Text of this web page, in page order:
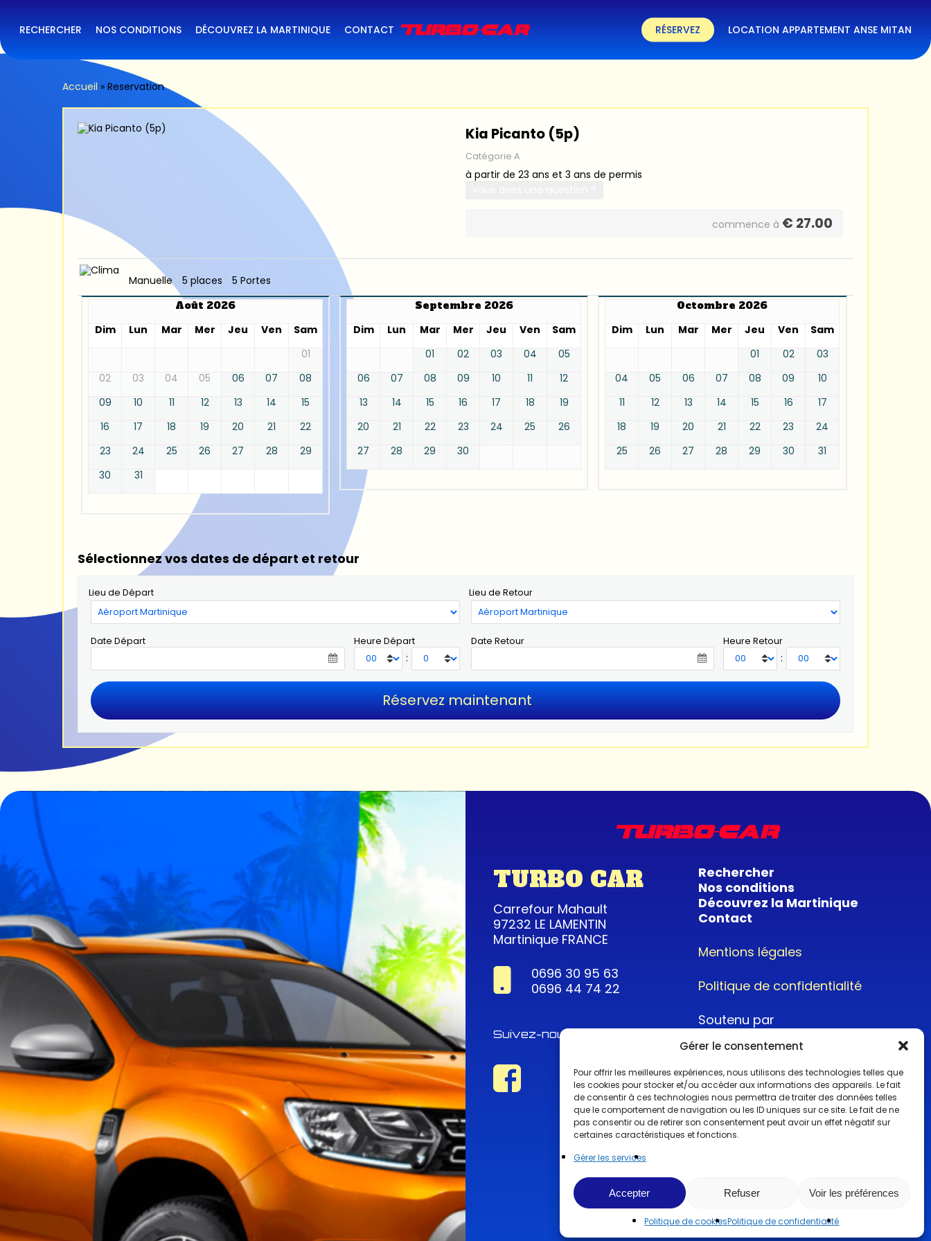
Gérer le consentement
Pour offrir les meilleures expériences, nous utilisons des technologies telles que
les cookies pour stocker et/ou accéder aux informations des appareils. Le fait
de consentir à ces technologies nous permettra de traiter des données telles
que le comportement de navigation ou les ID uniques sur ce site. Le fait de ne
pas consentir ou de retirer son consentement peut avoir un effet négatif sur
certaines caractéristiques et fonctions.
Gérer les services
Accepter Refuser Voir les préférences
Politique de cookiesPolitique de confidentialité
main
content
RECHERCHER NOS CONDITIONS DÉCOUVREZ LA MARTINIQUE CONTACT RÉSERVEZ LOCATION APPARTEMENT ANSE MITAN
Accueil » Reservation
Kia Picanto (5p)
Catégorie A
à partir de 23 ans et 3 ans de permis
commence à € 27.00
Manuelle 5 places
5 Portes
Août 2026
Dim
Lun Mar Mer Jeu Ven
Sam
01
02
03 04 05 06 07
08
09
10 11 12 13 14
15
16
17 18 19 20 21
22
23
24 25 26 27 28
29
30
31
Septembre 2026
Dim
Lun Mar Mer Jeu Ven
Sam
01
02 03 04
05
06
07 08 09 10 11
12
13
14 15 16 17 18
19
20
21 22 23 24 25
26
27
28 29 30
Octombre 2026
Dim
Lun Mar Mer Jeu Ven
Sam
01
02
03
04
05 06 07 08 09
10
11
12 13 14 15 16
17
18
19 20 21 22 23
24
25
26 27 28 29 30 31
Sélectionnez vos dates de départ et retour
Lieu de Départ Lieu de Retour
Date Départ Heure Départ
:
Date Retour Heure Retour
:
TURBO CAR
Carrefour Mahault
97232 LE LAMENTIN
Martinique FRANCE
0696 30 95 63
0696 44 74 22
Suivez-nous !
Rechercher
Nos conditions
Découvrez la Martinique
Contact
Mentions légales
Politique de confidentialité
Soutenu par
@2022CopyrightTurboCar